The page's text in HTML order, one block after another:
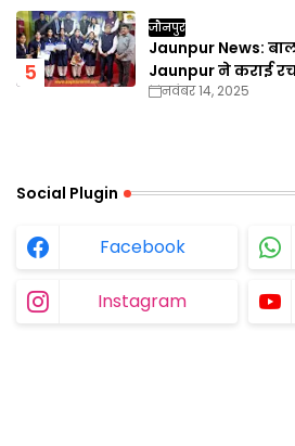
जौनपुर
Jaunpur News:
Jaunpur ने कराई
नवंबर 14, 2025
Social Plugin
Facebook
Instagram